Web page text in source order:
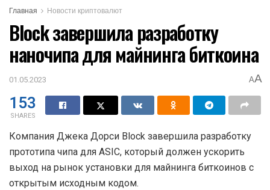
Главная Новости криптовалют
Block завершила разработку
наночипа для майнинга биткоина
01.05.2023 AA
153
SHARES
Компания Джека Дорси Block завершила разработку
прототипа чипа для ASIC, который должен ускорить
выход на рынок установки для майнинга биткоинов с
открытым исходным кодом.